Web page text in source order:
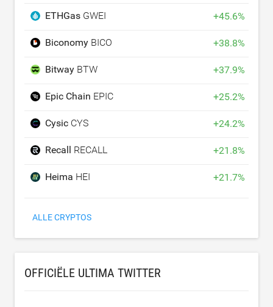
ETHGas GWEI +45.6%
Biconomy BICO +38.8%
Bitway BTW +37.9%
Epic Chain EPIC +25.2%
Cysic CYS +24.2%
Recall RECALL +21.8%
Heima HEI +21.7%
ALLE CRYPTOS
OFFICIËLE ULTIMA TWITTER